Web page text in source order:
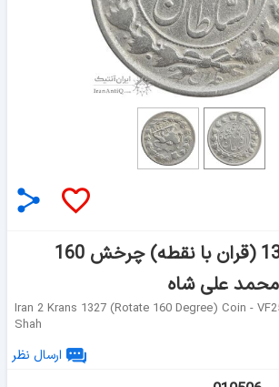
سکه 2 قران 1327 (قران با نقطه) چرخش 160
Iran 2 Krans 1327 (rotate 160 Degree) Coin -
Shah
ارسال نظر